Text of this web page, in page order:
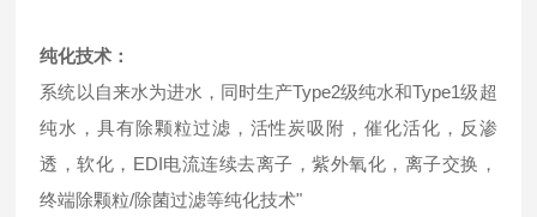
纯化技术：
系统以自来水为进水，同时生产Type2级纯水和Type1级超
纯水，具有除颗粒过滤，活性炭吸附，催化活化，反渗
透，软化，EDI电流连续去离子，紫外氧化，离子交换，
终端除颗粒/除菌过滤等纯化技术"